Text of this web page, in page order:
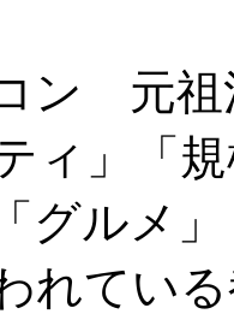
ン 元祖
ィ」「
グルメ
れてい